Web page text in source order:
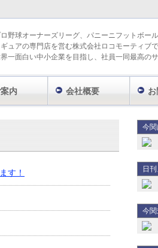
す！
今関
日
今
野球オーナーズリーグ、パニーニフットボー
ギュアの専門店を営む株式会社ロコモーティブで
一面白い中小企業を目指し、社員一同最高の
内 会社概要